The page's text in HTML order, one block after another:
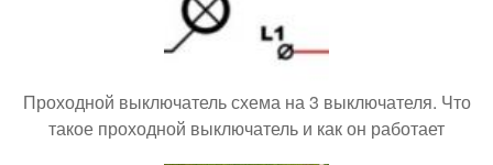
Проходной выключатель схема на 3 выключателя. Что
такое проходной выключатель и как он работает